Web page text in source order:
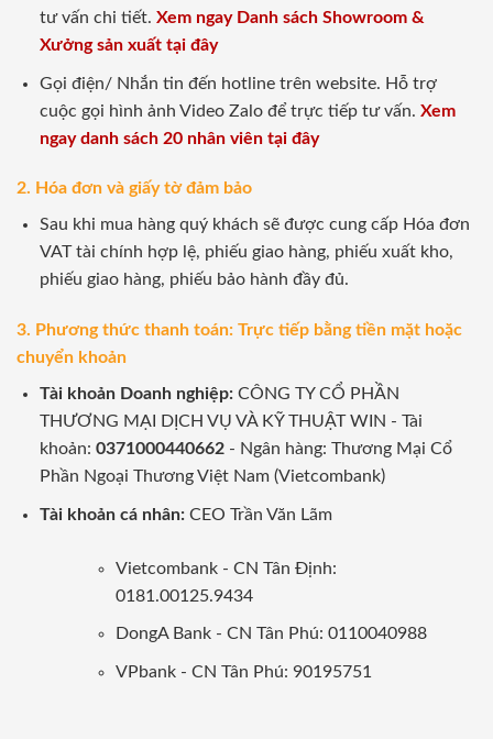
tư vấn chi tiết. Xem ngay Danh sách Showroom &
Xưởng sản xuất tại đây
Gọi điện/ Nhắn tin đến hotline trên website. Hỗ trợ
cuộc gọi hình ảnh Video Zalo để trực tiếp tư vấn. Xem
ngay danh sách 20 nhân viên tại đây
2. Hóa đơn và giấy tờ đảm bảo
Sau khi mua hàng quý khách sẽ được cung cấp Hóa đơn
VAT tài chính hợp lệ, phiếu giao hàng, phiếu xuất kho,
phiếu giao hàng, phiếu bảo hành đầy đủ.
3. Phương thức thanh toán: Trực tiếp bằng tiền mặt hoặc
chuyển khoản
Tài khoản Doanh nghiệp:CÔNG TY CỔ PHẦN
THƯƠNG MẠI DỊCH VỤ VÀ KỸ THUẬT WIN - Tài
khoản: 0371000440662- Ngân hàng: Thương Mại Cổ
Phần Ngoại Thương Việt Nam (Vietcombank)
Tài khoản cá nhân: CEO Trần Văn Lãm
Vietcombank - CN Tân Định:
0181.00125.9434
DongA Bank - CN Tân Phú: 0110040988
VPbank - CN Tân Phú: 90195751